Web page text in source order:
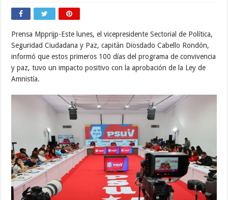
Prensa Mpprijp-Este lunes, el vicepresidente Sectorial de Política,
Seguridad Ciudadana y Paz, capitán Diosdado Cabello Rondón,
informó que estos primeros 100 días del programa de convivencia
y paz, tuvo un impacto positivo con la aprobación de la Ley de
Amnistía.